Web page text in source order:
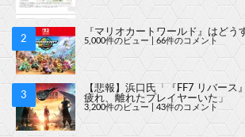
『マリオカートワールド』はど
5,000件のビュー 66件のコメント
【悲報】浜口氏「『FF7 リバース
疲れ、離れたプレイヤーいた」
3,200件のビュー 43件のコメント